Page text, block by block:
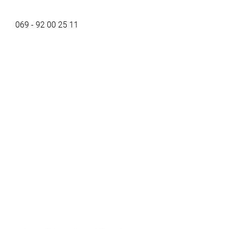
069 - 92 00 25 11